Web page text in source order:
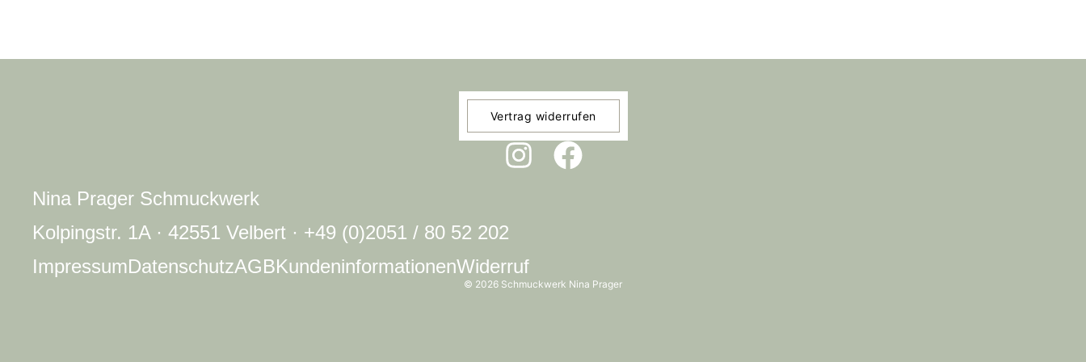
Vertrag widerrufen
Nina Prager Schmuckwerk
Kolpingstr. 1A · 42551 Velbert · +49 (0)2051 / 80 52 202
ImpressumDatenschutzAGBKundeninformationenWiderruf
© 2026 Schmuckwerk Nina Prager